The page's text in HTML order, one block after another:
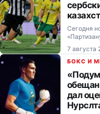
Сегодня
матча
7 августа
БОКС И
дал